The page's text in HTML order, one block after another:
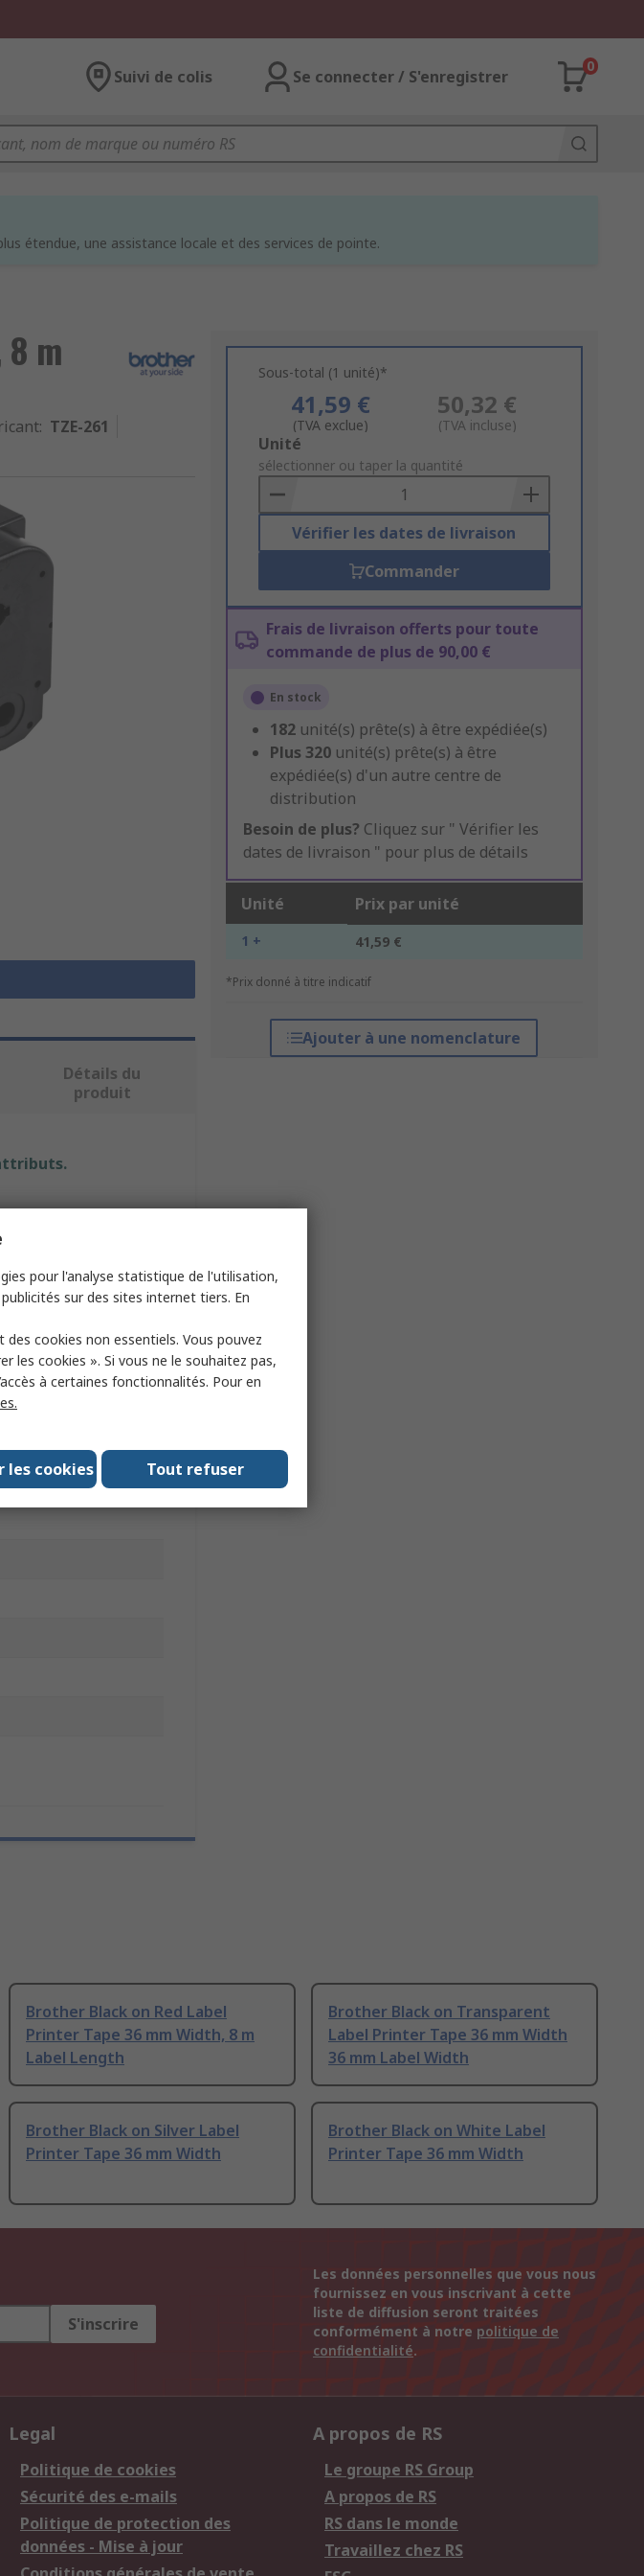
Suivi de colis Se connecter / S'enregistrer
0
étendue, une assistance locale et des services de pointe.
m
: TZE-261
Sous-total (1 unité)*
41,59 €
(TVA exclue)
50,32 €
(TVA incluse)
Add
to
Basket
Unité
sélectionner ou taper la quantité
Vérifier les dates de livraison
Commander
Frais de livraison offerts pour toute
commande de plus de 90,00 €
En stock
182 unité(s) prête(s) à être expédiée(s)
Plus 320 unité(s) prête(s) à être
expédiée(s) d'un autre centre de
distribution
Besoin de plus? Cliquez sur " Vérifier les
dates de livraison " pour plus de détails
Unité Prix par unité
1 + 41,59 €
*Prix donné à titre indicatif
Ajouter à une nomenclature
Détails du
produit
H 100 LB, H 107 B, H
H 105, H 100 R, P-
340 C, P-Touch
Series, P-Touch
Brother Black on Red Label
Printer Tape 36 mm Width, 8 m
Label Length
Brother Black on Transparent
Label Printer Tape 36 mm Width
36 mm Label Width
Brother Black on Silver Label
Printer Tape 36 mm Width
Brother Black on White Label
Printer Tape 36 mm Width
S'inscrire
Les données personnelles que vous nous
fournissez en vous inscrivant à cette
liste de diffusion seront traitées
conformément à notre politique de
confidentialité.
Legal
Politique de cookies
Sécurité des e-mails
Politique de protection des
données - Mise à jour
A propos de RS
Le groupe RS Group
A propos de RS
RS dans le monde
Travaillez chez RS
pour l'analyse statistique de l'utilisation,
sur des sites internet tiers. En
cookies non essentiels. Vous pouvez
les cookies ». Si vous ne le souhaitez pas,
à certaines fonctionnalités. Pour en
les cookies Tout refuser